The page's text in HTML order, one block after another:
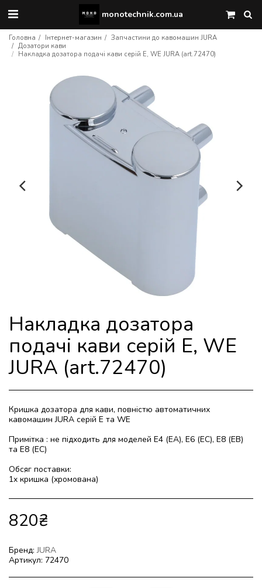
monotechnik.com.ua
Головна Інтернет-магазин
Запчастини до кавомашин JURA
Дозатори кави
Накладка дозатора подачі кави серій E, WE JURA (art.72470)
Накладка дозатора
подачі кави серій E, WE
JURA (art.72470)
Кришка дозатора для кави, повністю автоматичних
кавомашин JURA серій E та WE
Примітка : не підходить для моделей E4 (EA), E6 (EC), E8 (EB)
та E8 (EC)
Обсяг поставки:
1x кришка (хромована)
820₴
Бренд: JURA
Артикул: 72470